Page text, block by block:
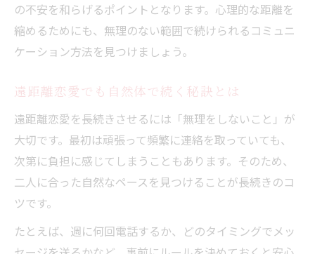
遠距離恋愛の会えない日も一緒に過ごす工
夫
ボイスメッセージで伝える思いやり
遠距離恋愛で彼氏に伝わるボイスメッセー
遠距離恋愛で彼女が喜ぶボイスメッセージ
の例
遠距離恋愛の不安を和らげる声の伝え方
の対策
の不安を和らげるポイントとなります。心理的な距離を
縮めるためにも、無理のない範囲で続けられるコミュニ
ケーション方法を見つけましょう。
遠距離恋愛でも自然体で続く秘訣とは
遠距離恋愛を長続きさせるには「無理をしないこと」が
大切です。最初は頑張って頻繁に連絡を取っていても、
次第に負担に感じてしまうこともあります。そのため、
二人に合った自然なペースを見つけることが長続きのコ
ツです。
たとえば、週に何回電話するか、どのタイミングでメッ